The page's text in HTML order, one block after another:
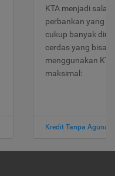
KTA menjadi
perbankan yang
cukup banyak
cerdas yang bisa
menggunakan
maksimal:
Kredit Tanpa Agunan